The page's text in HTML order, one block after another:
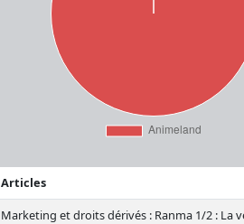
Articles
Marketing et droits dérivés : Ranma 1/2 : La